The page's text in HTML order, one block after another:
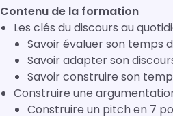
Contenu de la formation
Les clés du discours au
Savoir évaluer son temps
Savoir adapter son
Savoir construire son
Construire une
Construire un pitch en 7